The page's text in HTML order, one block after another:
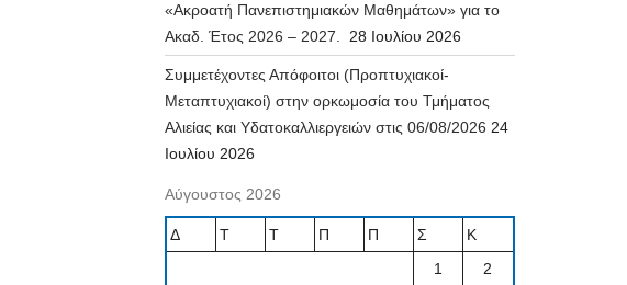
«Ακροατή Πανεπιστημιακών Μαθημάτων» για το
Ακαδ. Έτος 2026 – 2027. 28 Ιουλίου 2026
Συμμετέχοντες Απόφοιτοι (Προπτυχιακοί-
Μεταπτυχιακοί) στην ορκωμοσία του Τμήματος
Αλιείας και Υδατοκαλλιεργειών στις 06/08/2026 24
Ιουλίου 2026
Αύγουστος 2026
Δ Τ Τ Π Π Σ
Κ
1
2